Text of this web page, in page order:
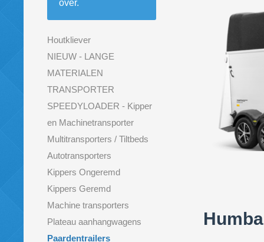
over.
Houtkliever
NIEUW - LANGE
MATERIALEN
TRANSPORTER
SPEEDYLOADER - Kipper
en Machinetransporter
Multitransporters / Tiltbeds
Autotransporters
Kippers Ongeremd
Kippers Geremd
Machine transporters
Plateau aanhangwagens
Paardentrailers